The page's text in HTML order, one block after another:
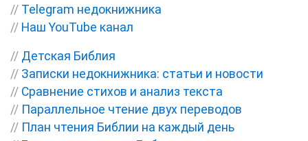
// Telegram недокнижника
// Наш YouTube канал
// Детская Библия
// Записки недокнижника: статьи и новости
// Сравнение стихов и анализ текста
// Параллельное чтение двух переводов
// План чтения Библии на каждый день